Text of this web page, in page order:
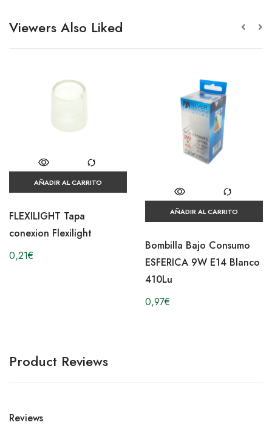
Viewers Also Liked
AÑADIR AL CARRITO
FLEXILIGHT Tapa
conexion Flexilight
0,21€
AÑADIR AL CARRITO
Bombilla Bajo Consumo
ESFERICA 9W E14 Blanco
410Lu
0,97€
Product Reviews
Reviews